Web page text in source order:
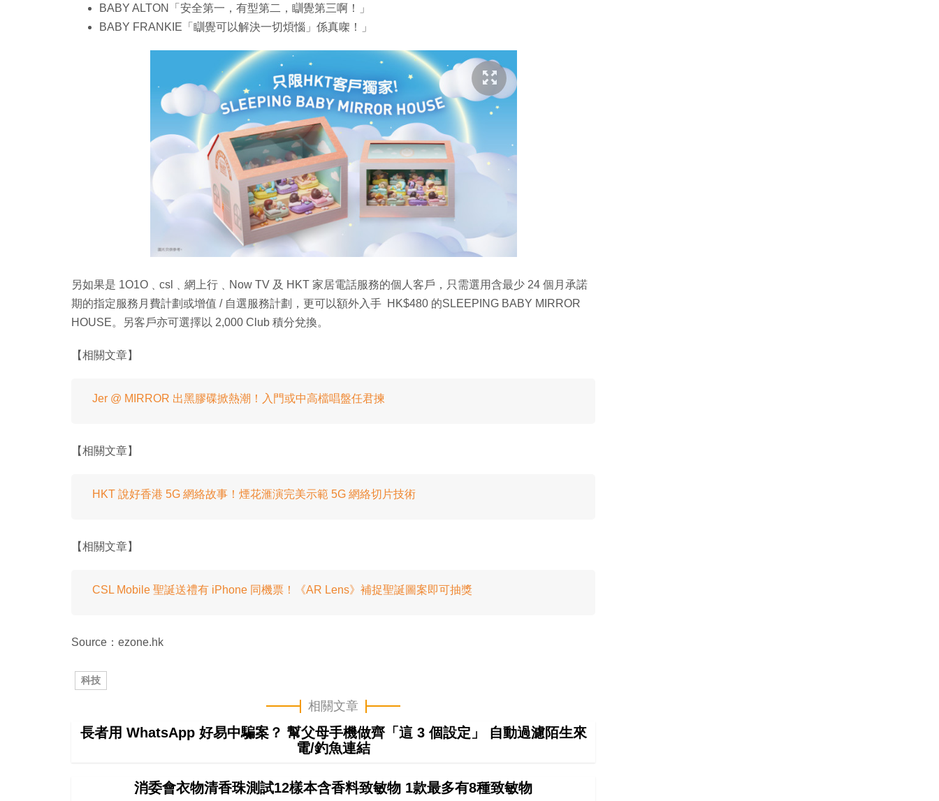
BABY ALTON「安全第一，有型第二，瞓覺第三啊！」
BABY FRANKIE「瞓覺可以解決一切煩惱」係真㗎！」
另如果是 1O1O﹑csl﹑網上行﹑Now TV 及 HKT 家居電話服務的個人客戶，只需選用含最少 24 個月承諾
期的指定服務月費計劃或增值 / 自選服務計劃，更可以額外入手 HK$480 的SLEEPING BABY MIRROR
HOUSE。另客戶亦可選擇以 2,000 Club 積分兌換。
【相關文章】
Jer @ MIRROR 出黑膠碟掀熱潮！入門或中高檔唱盤任君揀
【相關文章】
HKT 說好香港 5G 網絡故事！煙花滙演完美示範 5G 網絡切片技術
【相關文章】
CSL Mobile 聖誕送禮有 iPhone 同機票！《AR Lens》補捉聖誕圖案即可抽獎
Source：ezone.hk
科技
相關文章
長者用 WhatsApp 好易中騙案？ 幫父母手機做齊「這 3 個設定」 自動過濾陌生來
電/釣魚連結
消委會衣物清香珠測試12樣本含香料致敏物 1款最多有8種致敏物